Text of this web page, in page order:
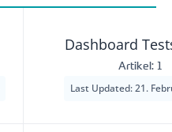
Dashboard
Artikel: 1
Last Updated: 21.